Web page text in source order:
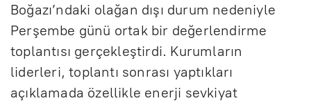
Boğazı’ndaki olağan dışı durum nedeniyle
Perşembe günü ortak bir değerlendirme
toplantısı gerçekleştirdi. Kurumların
liderleri, toplantı sonrası yaptıkları
açıklamada özellikle enerji sevkiyat